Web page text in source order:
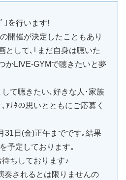
｣を行います!
開催が決定したこともあり
として､｢まだ自身は聴いた
かLIVE-GYMで聴きたいと夢
して聴きたい､好きな人･家族
ｱﾅﾀの思いとともにご応募く
31日(金)正午までです｡結果
予定しております｡
ちしております♪
奏されるとは限りませんの